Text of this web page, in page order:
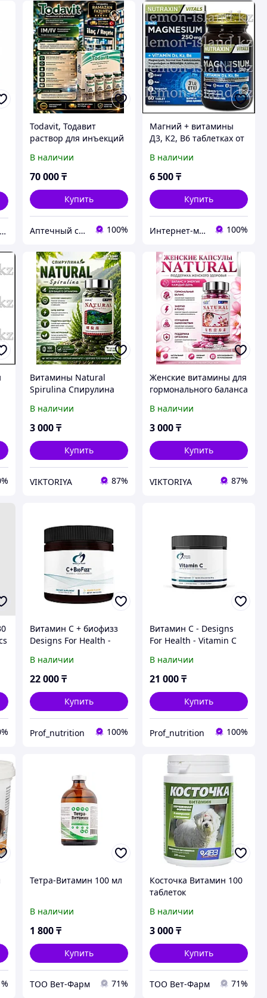
Maqam Health Store Arbat
Todavit, Тодавит
раствор для инъекций
B)
В наличии
70 000 ₸
Купить
Аптечный склад Турция 100%
Магний + витамины
Д3, К2, В6 таблетках от
В наличии
6 500₸
Купить
Интернет-магазин "Лимонный островок" 100%
Витамины Natural
Spirulina Спирулина
В наличии
3 000 ₸
Купить
VIKTORIYA 87%
Женские витамины для
гормонального баланса
100 капсул
В наличии
3 000₸
Купить
VIKTORIYA 87%
Витамин С + биофизз
Designs For Health -
gr
В наличии
22 000 ₸
Купить
Prof_nutrition 100%
Витамин С - Designs
For Health - Vitamin C
gr
В наличии
21 000₸
Купить
Prof_nutrition 100%
Тетра-Витамин 100 мл
В наличии
1 800 ₸
Купить
ТОО Вет-Фарм 71%
Косточка Витамин 100
таблеток
В наличии
3 000₸
Купить
ТОО Вет-Фарм 71%